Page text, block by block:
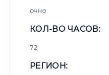
очно
КОЛ-ВО ЧАСОВ:
72
РЕГИОН: